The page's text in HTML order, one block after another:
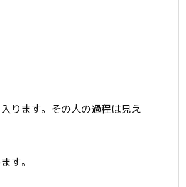
ります。その人の過程は見え
す。